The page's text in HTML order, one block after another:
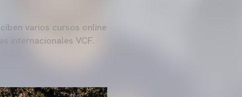
varios cursos online
internacionales VCF.